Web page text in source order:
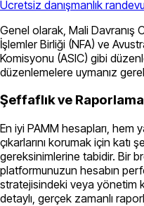
Ücretsiz danışmanlık
Genel olarak, Mali Davranış
İşlemler Birliği (NFA) ve
Komisyonu (ASIC) gibi
düzenlemelere uymanız
Şeffaflık ve Raporlama
En iyi PAMM hesapları, hem
çıkarlarını korumak için katı
gereksinimlerine tabidir. Bir
platformunuzun hesabın
stratejisindeki veya yönetim
detaylı, gerçek zamanlı